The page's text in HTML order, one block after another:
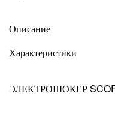
Описание
Характеристики
ЭЛЕКТРОШОКЕР